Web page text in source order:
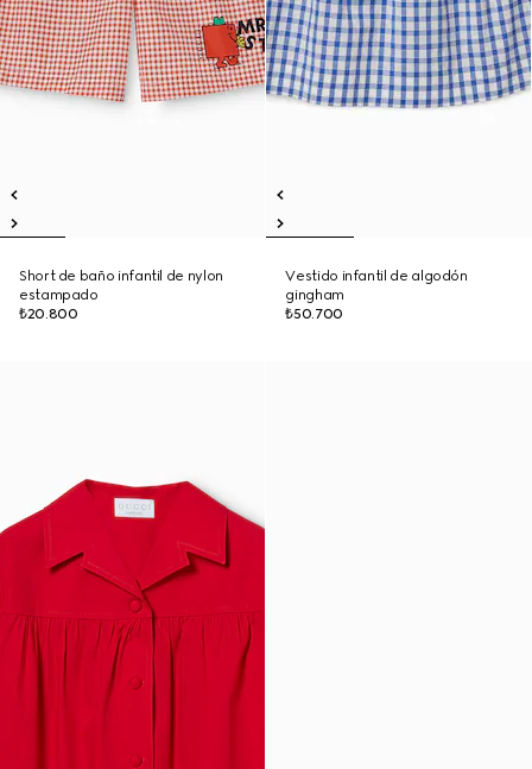
Short de baño infantil de nylon
estampado
₺20.800
Vestido infantil de algodón
gingham
₺50.700